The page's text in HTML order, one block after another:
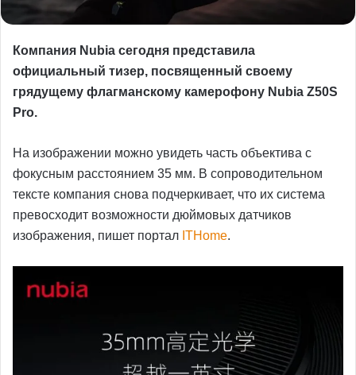
Компания Nubia сегодня представила
официальный тизер, посвященный своему
грядущему флагманскому камерофону Nubia Z50S
Pro.
На изображении можно увидеть часть объектива с
фокусным расстоянием 35 мм. В сопроводительном
тексте компания снова подчеркивает, что их система
превосходит возможности дюймовых датчиков
изображения, пишет портал ITHome.